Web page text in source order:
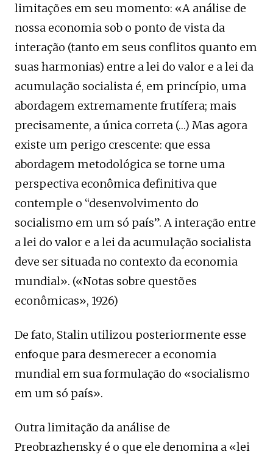
limitações em seu momento: «A análise de
nossa economia sob o ponto de vista da
interação (tanto em seus conflitos quanto em
suas harmonias) entre a lei do valor e a lei da
acumulação socialista é, em princípio, uma
abordagem extremamente frutífera; mais
precisamente, a única correta (…) Mas agora
existe um perigo crescente: que essa
abordagem metodológica se torne uma
perspectiva econômica definitiva que
contemple o “desenvolvimento do
socialismo em um só país”. A interação entre
a lei do valor e a lei da acumulação socialista
deve ser situada no contexto da economia
mundial». («Notas sobre questões
econômicas», 1926)
De fato, Stalin utilizou posteriormente esse
enfoque para desmerecer a economia
mundial em sua formulação do «socialismo
em um só país».
Outra limitação da análise de
Preobrazhensky é o que ele denomina a «lei